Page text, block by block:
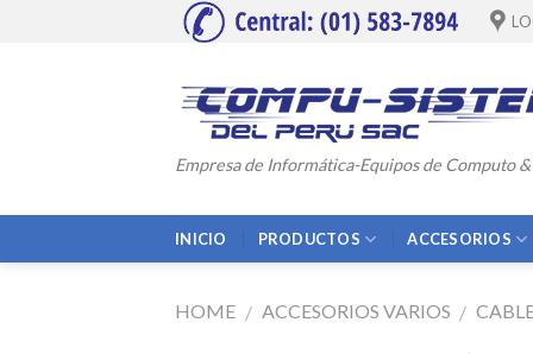
Empresa de Informática-Equipos de Computo
INICIO PRODUCTOS ACCESORIOS
HOME / ACCESORIOS VARIOS /